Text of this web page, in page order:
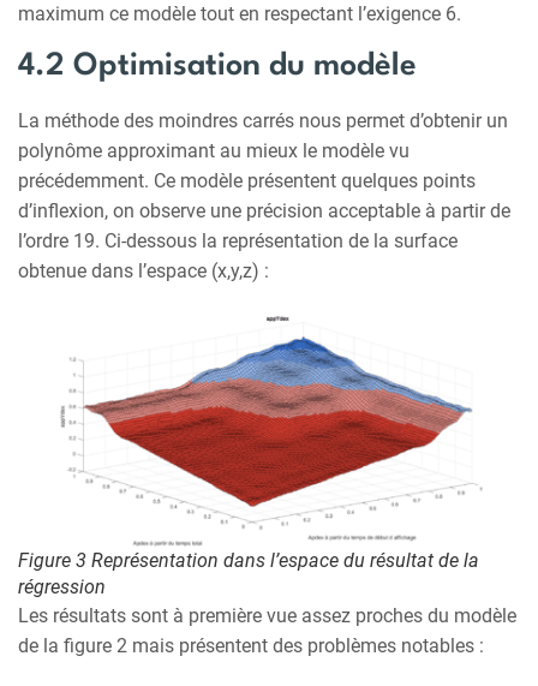
maximum ce modèle tout en respectant l’exigence 6.
4.2 Optimisation du modèle
La méthode des moindres carrés nous permet d’obtenir un
polynôme approximant au mieux le modèle vu
précédemment. Ce modèle présentent quelques points
d’inflexion, on observe une précision acceptable à partir de
l’ordre 19. Ci-dessous la représentation de la surface
obtenue dans l’espace (x,y,z) :
Figure 3 Représentation dans l’espace du résultat de la
régression
Les résultats sont à première vue assez proches du modèle
de la figure 2 mais présentent des problèmes notables :